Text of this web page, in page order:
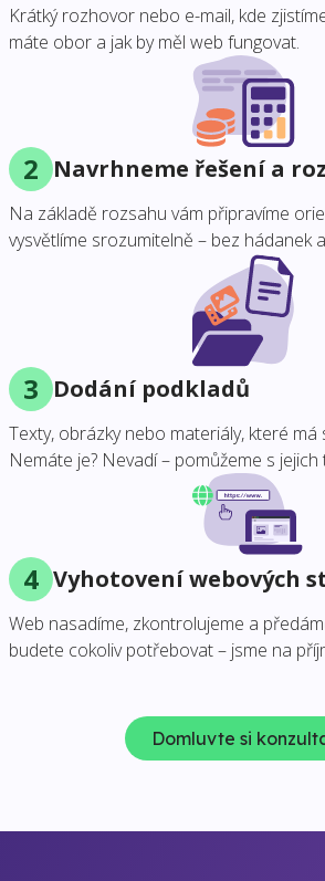
Krátký rozhovor nebo e-mail, kde
máte obor a jak by měl web fungovat.
2 Navrhneme řešení a
Na základě rozsahu vám připravíme
vysvětlíme srozumitelně – bez hádanek
3 Dodání podkladů
Texty, obrázky nebo materiály, které má
Nemáte je? Nevadí – pomůžeme s
4 Vyhotovení webových
Web nasadíme, zkontrolujeme a
budete cokoliv potřebovat – jsme na
Domluvte si